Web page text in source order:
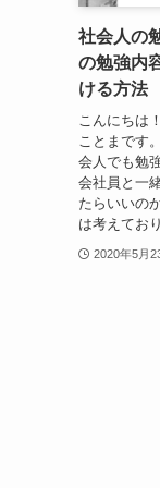
社会人の
の勉強内
ける方法
こんにちは
ことまです
会人でも勉
会社員と一
たらいいの
は考えてお
2020年5月